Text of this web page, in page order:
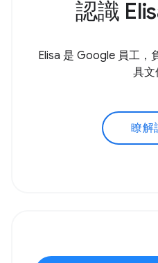
認識
Elisa 是 Google 員工，
具文
瞭解